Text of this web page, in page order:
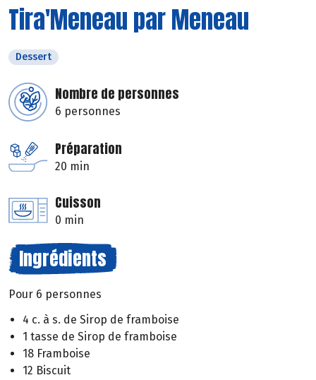
Tira'Meneau par Meneau
Dessert
Nombre de personnes
6 personnes
Préparation
20 min
Cuisson
0 min
Ingrédients
Pour 6 personnes
4 c. à s. de Sirop de framboise
1 tasse de Sirop de framboise
18 Framboise
12 Biscuit